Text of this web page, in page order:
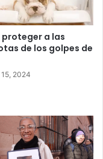
proteger a las
de los golpes de
2024